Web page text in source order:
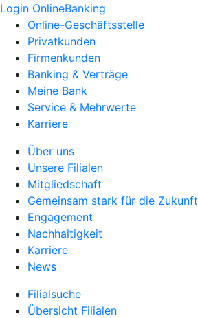
Login OnlineBanking
Online-Geschäftsstelle
Privatkunden
Firmenkunden
Banking & Verträge
Meine Bank
Service & Mehrwerte
Karriere
Über uns
Unsere Filialen
Mitgliedschaft
Gemeinsam stark für die Zukunft
Engagement
Nachhaltigkeit
Karriere
News
Filialsuche
Übersicht Filialen